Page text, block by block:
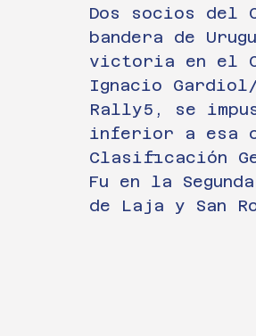
Dos socios del
bandera de
victoria en el
Ignacio
Rally5, se
inferior a esa
Clasificación
Fu en la
de Laja y San